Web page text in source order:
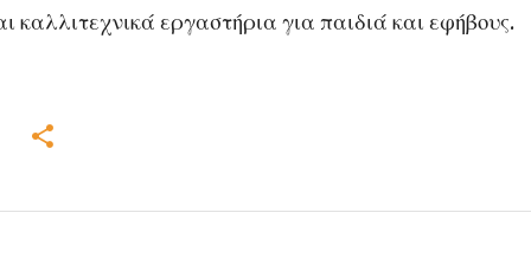
καλλιτεχνικά εργαστήρια για παιδιά και εφήβους.